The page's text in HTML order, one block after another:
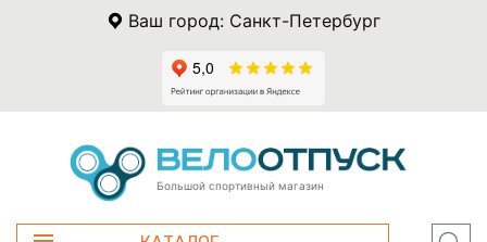
Ваш город: Санкт-Петербург
Большой спортивный магазин